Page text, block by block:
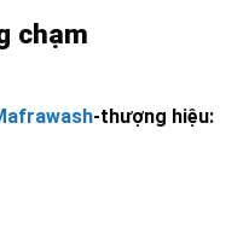
chạm
-thượng hiệu: